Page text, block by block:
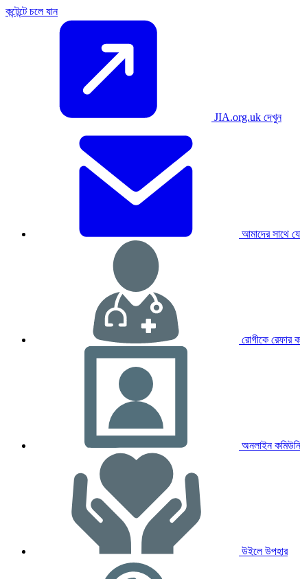
কন্টেন্টে চলে যান
JIA.org.uk দেখুন
আমাদের সাথে
রোগীকে রেফার
অনলাইন
উইলে উপহার